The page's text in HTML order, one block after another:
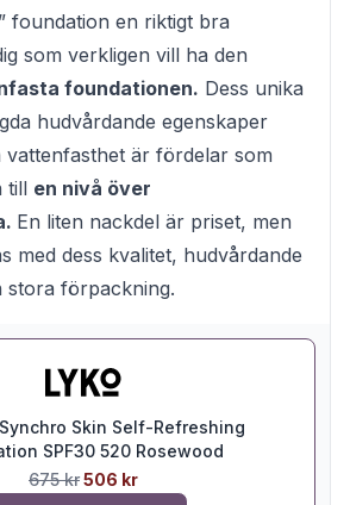
foundation en riktigt bra
som verkligen vill ha den
foundationen. Dess unika
hudvårdande egenskaper
vattenfasthet är fördelar som
till en nivå över
En liten nackdel är priset, men
med dess kvalitet, hudvårdande
stora förpackning.
Skin Self-Refreshing
SPF30 520 Rosewood
675 kr506 kr